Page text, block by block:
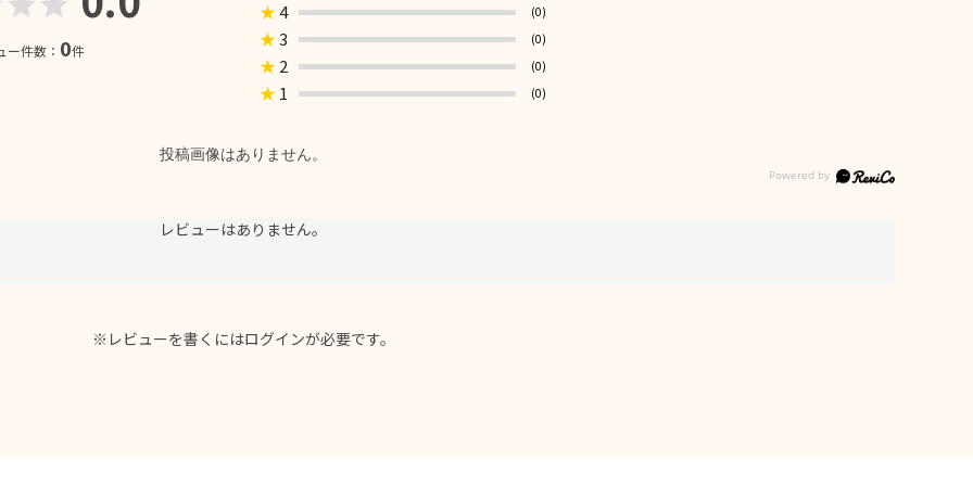
ー件数： 0件
★4 (0)
★3 (0)
★ 2 (0)
★ 1 (0)
投稿画像はありません。
レビューはありません。
※レビューを書くにはログインが必要です。